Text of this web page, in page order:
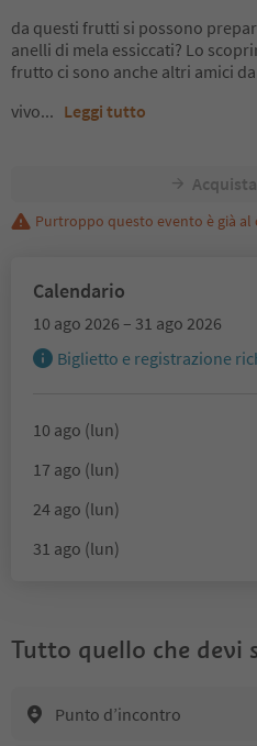
da questi frutti si possono
anelli di mela essiccati? Lo
frutto ci sono anche altri amici
vivo... Leggi tutto
Purtroppo questo evento è già
Calendario
10 ago 2026 – 31 ago 2026
Biglietto e registrazione
10 ago (lun)
17 ago (lun)
24 ago (lun)
31 ago (lun)
Tutto quello che devi
Punto d’incontro